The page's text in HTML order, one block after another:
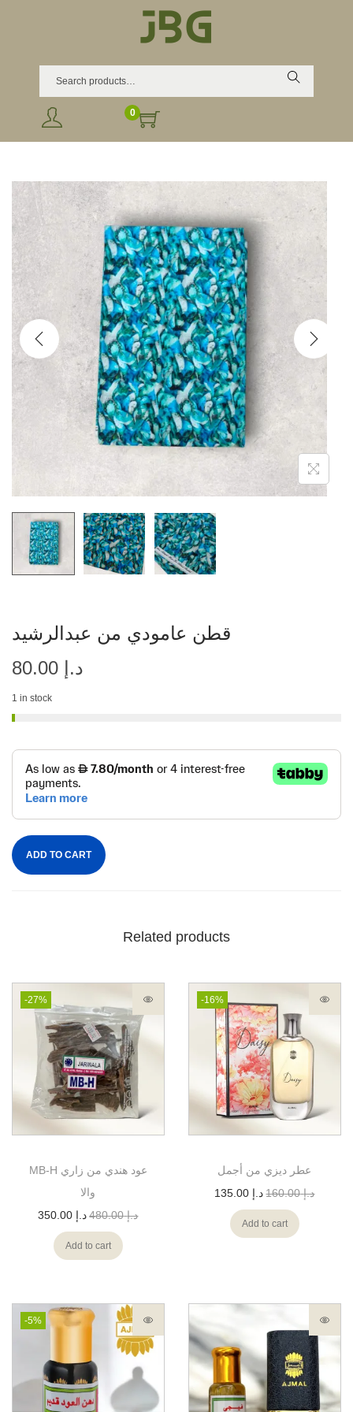
Search
0
قطن عامودي من عبدالرشيد
د.إ
1 in stock
ADD TO CART
Related products
-27%
MB-H عود هندي من زاري
والا
د.إ480.00 د.إ
Add to cart
-16%
عطر ديزي من أجمل
د.إ160.00 د.إ
Add to cart
-5%